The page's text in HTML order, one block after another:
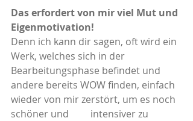
Das erfordert von mir viel Mut und
Eigenmotivation!
Denn ich kann dir sagen, oft wird ein
Werk, welches sich in der
Bearbeitungsphase befindet und
andere bereits WOW finden, einfach
wieder von mir zerstört, um es noch
schöner und         intensiver zu